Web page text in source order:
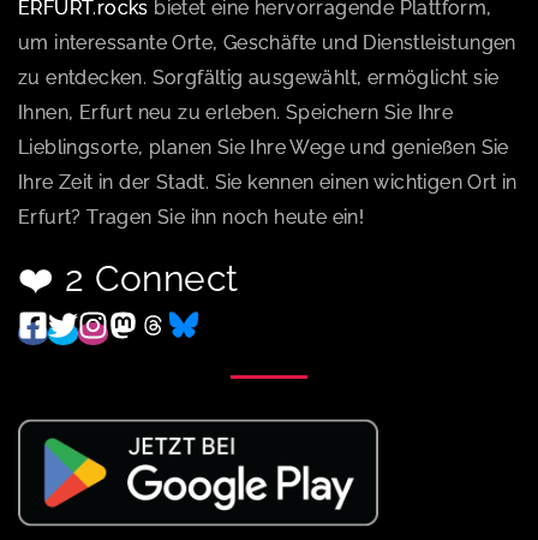
ERFURT.rocks bietet eine hervorragende Plattform,
um interessante Orte, Geschäfte und Dienstleistungen
zu entdecken. Sorgfältig ausgewählt, ermöglicht sie
Ihnen, Erfurt neu zu erleben. Speichern Sie Ihre
Lieblingsorte, planen Sie Ihre Wege und genießen Sie
Ihre Zeit in der Stadt. Sie kennen einen wichtigen Ort in
Erfurt? Tragen Sie ihn noch heute ein!
❤️ 2 Connect